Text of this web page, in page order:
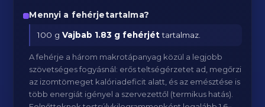
Mennyi a fehérjetartalma?
100 gVajbab 1.83 g fehérjéttartalmaz.
A fehérje a három makrotápanyag közül a legjobb
szövetséges fogyásnál: erős teltségérzetet ad, megőrzi
az izomtömeget kalóriadeficit alatt, és az emésztése is
több energiát igényel a szervezettől (termikus hatás).